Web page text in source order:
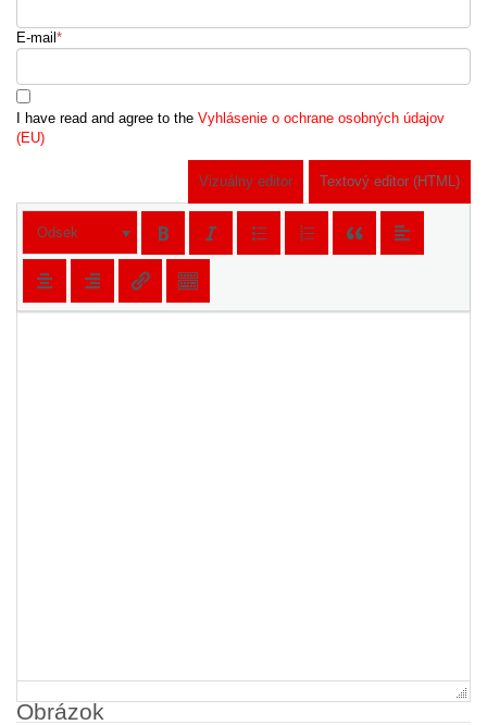
E-mail *
I have read and agree to the Vyhlásenie o ochrane osobných údajov
(EU)
Vizuálny editor Textový editor (HTML)
Odsek
Obrázok